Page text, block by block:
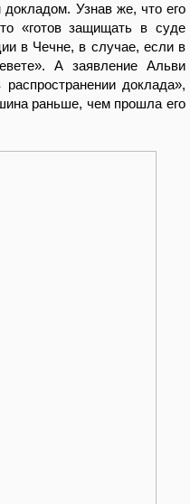
Узнав же, что его
«готов защищать в суде
в Чечне, в случае, если в
А заявление Альви
доклада»,
раньше, чем прошла его